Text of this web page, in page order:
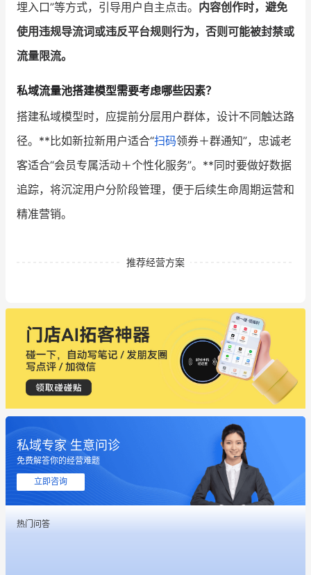
埋入口”等方式，引导用户自主点击。 内容创作时，避免
使用违规导流词或违反平台规则行为，否则可能被封禁或
流量限流。
私域流量池搭建模型需要考虑哪些因素？
搭建私域模型时，应提前分层用户群体，设计不同触达路
径。**比如新拉新用户适合“扫码领券＋群通知”，忠诚老
客适合“会员专属活动＋个性化服务”。**同时要做好数据
追踪，将沉淀用户分阶段管理，便于后续生命周期运营和
精准营销。
推荐经营方案
私域专家 生意问诊
免费解答你的经营难题
立即咨询
热门问答
这个营销策划案例推荐大家看一下